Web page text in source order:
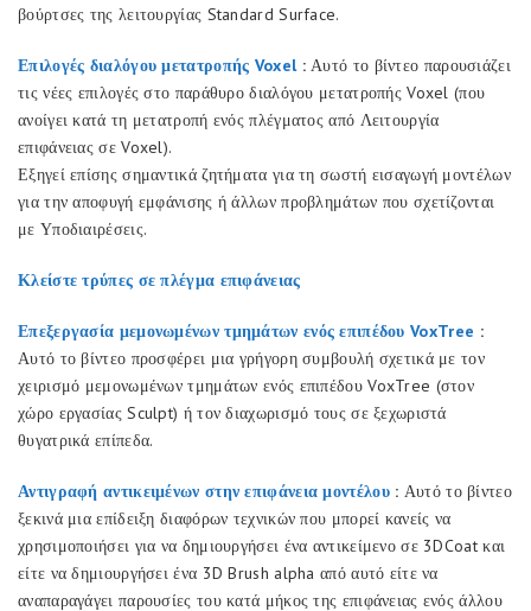
βούρτσες της λειτουργίας Standard Surface.
Επιλογές διαλόγου μετατροπής Voxel:Αυτό το βίντεο παρουσιάζει
τις νέες επιλογές στο παράθυρο διαλόγου μετατροπής Voxel (που
ανοίγει κατά τη μετατροπή ενός πλέγματος από Λειτουργία
επιφάνειας σε Voxel).
Εξηγεί επίσης σημαντικά ζητήματα για τη σωστή εισαγωγή μοντέλων
για την αποφυγή εμφάνισης ή άλλων προβλημάτων που σχετίζονται
με Υποδιαιρέσεις.
Κλείστε τρύπες σε πλέγμα επιφάνειας
Επεξεργασία μεμονωμένων τμημάτων ενός επιπέδου VoxTree :
Αυτό το βίντεο προσφέρει μια γρήγορη συμβουλή σχετικά με τον
χειρισμό μεμονωμένων τμημάτων ενός επιπέδου VoxTree (στον
χώρο εργασίας Sculpt) ή τον διαχωρισμό τους σε ξεχωριστά
θυγατρικά επίπεδα.
Αντιγραφή αντικειμένων στην επιφάνεια μοντέλου: Αυτό το βίντεο
ξεκινά μια επίδειξη διαφόρων τεχνικών που μπορεί κανείς να
χρησιμοποιήσει για να δημιουργήσει ένα αντικείμενο σε 3DCoat και
είτε να δημιουργήσει ένα 3D Brush alpha από αυτό είτε να
αναπαραγάγει παρουσίες του κατά μήκος της επιφάνειας ενός άλλου